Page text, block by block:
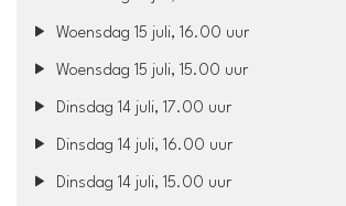
Woensdag 15 juli, 16.00 uur
Woensdag 15 juli, 15.00 uur
Dinsdag 14 juli, 17.00 uur
Dinsdag 14 juli, 16.00 uur
Dinsdag 14 juli, 15.00 uur